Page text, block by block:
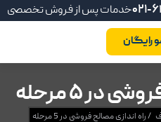
خدمات پس از فروش تخصصی021-
رایگان
در 5 مرحله
/راه اندازی مصالح فروشی در 5 مرحله